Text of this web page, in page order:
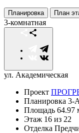
Планировка План
3-комнатная
ул. Академическая
Проект
Планировка 3-А
Площадь 64.97
Этаж 16 из 22
Отделка